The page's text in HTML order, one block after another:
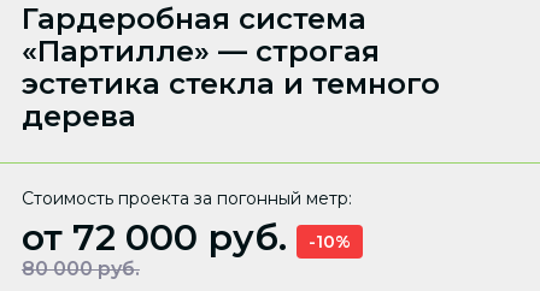
Гардеробная система
«Партилле» — строгая
эстетика стекла и темного
дерева
Стоимость проекта за погонный метр:
от 72 000 руб. -10%
80 000 руб.